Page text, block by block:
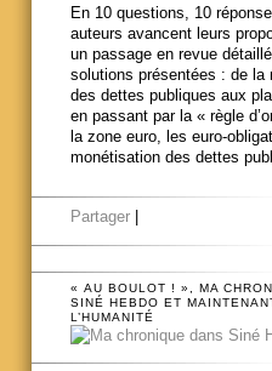
En 10 questions, 10
auteurs avancent leurs
un passage en revue
solutions présentées : de la
des dettes publiques aux
en passant par la « règle
la zone euro, les euro-
monétisation des dettes
Partager
« AU BOULOT ! », MA
SINÉ HEBDO ET
L’HUMANITÉ